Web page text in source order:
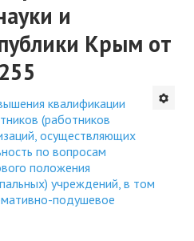
и
Крым от
квалификации
(работников
осуществляющих
по вопросам
положения
учреждений, в том
подушевое